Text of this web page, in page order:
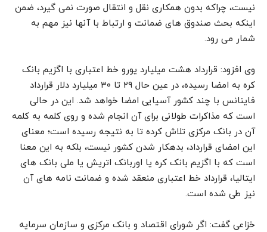
نیست، چراکه بدون همکاری نقل و انتقال صورت نمی گیرد، ضمن
اینکه بحث صندوق های ضمانت و ارتباط با آنها نیز مهم به
شمار می رود.
وی افزود: قرارداد هشت میلیارد یورو خط اعتباری با اگزیم بانک
کره به امضا رسیده، در عین حال ۲۹ تا ۳۰ میلیارد دلار قرارداد
فاینانس با چند کشور آسیایی امضا خواهد شد. این در حالی
است که مذاکرات طولانی برای آن انجام شده و روی کلمه به کلمه
آن در بانک مرکزی تلاش کرده تا به نتیجه رسیده است؛ معنای
این امضای قرارداد، بدهکار شدن کشور نیست، بلکه به این معنا
است که با اگزیم بانک کره یا اوربانک اتریش یا ملی بانک های
ایتالیا، قرارداد خط اعتباری منعقد شده و ضمانت نامه های آن
نیز طی شده است.
خزاعی گفت: اگر شورای اقتصاد و بانک مرکزی و سازمان سرمایه